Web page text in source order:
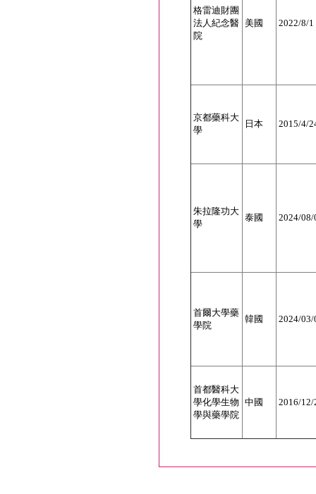
格雷迪財團
法人紀念醫
院
美國 2022/8/1
京都藥科大
學
日本 2015/4/
朱拉隆功大
學
泰國 2024/08/
首爾大學藥
學院
韓國 2024/03/
首都醫科大
學化學生物
學與藥學院
中國 2016/12/